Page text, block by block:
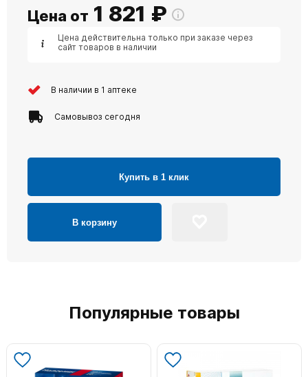
Цена от 1 821 ₽
Цена действительна только при заказе через
сайт товаров в наличии
В наличии в 1 аптеке
Самовывоз сегодня
Купить в 1 клик
В корзину
Популярные товары